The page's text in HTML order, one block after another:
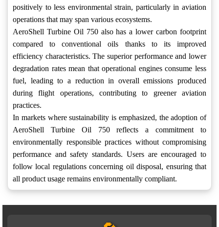
positively to less environmental strain, particularly in aviation
operations that may span various ecosystems.
AeroShell Turbine Oil 750 also has a lower carbon footprint
compared to conventional oils thanks to its improved
efficiency characteristics. The superior performance and lower
degradation rates mean that operational engines consume less
fuel, leading to a reduction in overall emissions produced
during flight operations, contributing to greener aviation
practices.
In markets where sustainability is emphasized, the adoption of
AeroShell Turbine Oil 750 reflects a commitment to
environmentally responsible practices without compromising
performance and safety standards. Users are encouraged to
follow local regulations concerning oil disposal, ensuring that
all product usage remains environmentally compliant.